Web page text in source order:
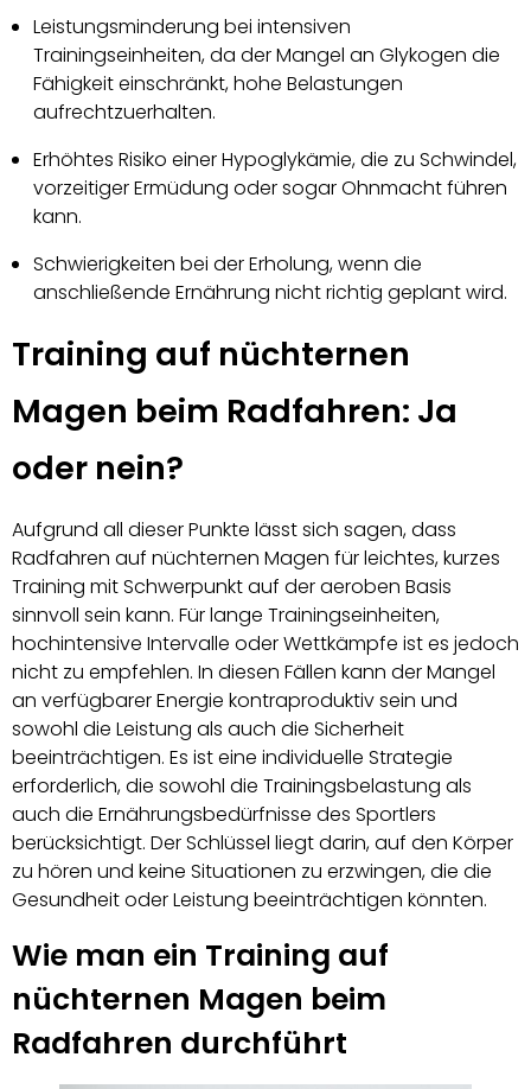
Leistungsminderung bei intensiven
Trainingseinheiten, da der Mangel an Glykogen die
Fähigkeit einschränkt, hohe Belastungen
aufrechtzuerhalten.
Erhöhtes Risiko einer Hypoglykämie, die zu Schwindel,
vorzeitiger Ermüdung oder sogar Ohnmacht führen
kann.
Schwierigkeiten bei der Erholung, wenn die
anschließende Ernährung nicht richtig geplant wird.
Training auf nüchternen
Magen beim Radfahren: Ja
oder nein?
Aufgrund all dieser Punkte lässt sich sagen, dass
Radfahren auf nüchternen Magen für leichtes, kurzes
Training mit Schwerpunkt auf der aeroben Basis
sinnvoll sein kann. Für lange Trainingseinheiten,
hochintensive Intervalle oder Wettkämpfe ist es jedoch
nicht zu empfehlen. In diesen Fällen kann der Mangel
an verfügbarer Energie kontraproduktiv sein und
sowohl die Leistung als auch die Sicherheit
beeinträchtigen. Es ist eine individuelle Strategie
erforderlich, die sowohl die Trainingsbelastung als
auch die Ernährungsbedürfnisse des Sportlers
berücksichtigt. Der Schlüssel liegt darin, auf den Körper
zu hören und keine Situationen zu erzwingen, die die
Gesundheit oder Leistung beeinträchtigen könnten.
Wie man ein Training auf
nüchternen Magen beim
Radfahren durchführt